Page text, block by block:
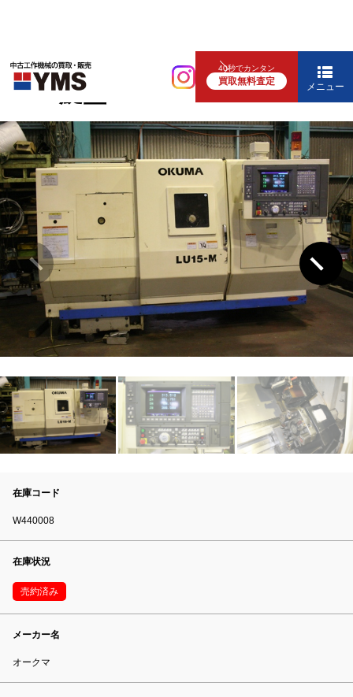
40秒でカンタン
買取無料査定 メニュー
NC旋盤
8″NC旋盤
在庫コード
W440008
在庫状況
売約済み
メーカー名
オークマ